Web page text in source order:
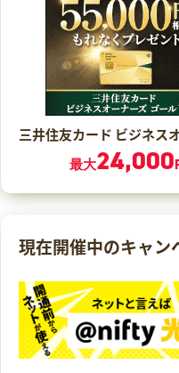
最大24,000
現在開催中のキャン